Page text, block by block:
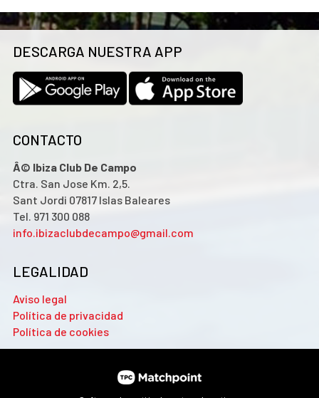
DESCARGA NUESTRA APP
CONTACTO
Â© Ibiza Club De Campo
Ctra. San Jose Km. 2,5.
Sant Jordi 07817 Islas Baleares
Tel. 971 300 088
info.ibizaclubdecampo@gmail.com
LEGALIDAD
Aviso legal
Política de privacidad
Política de cookies